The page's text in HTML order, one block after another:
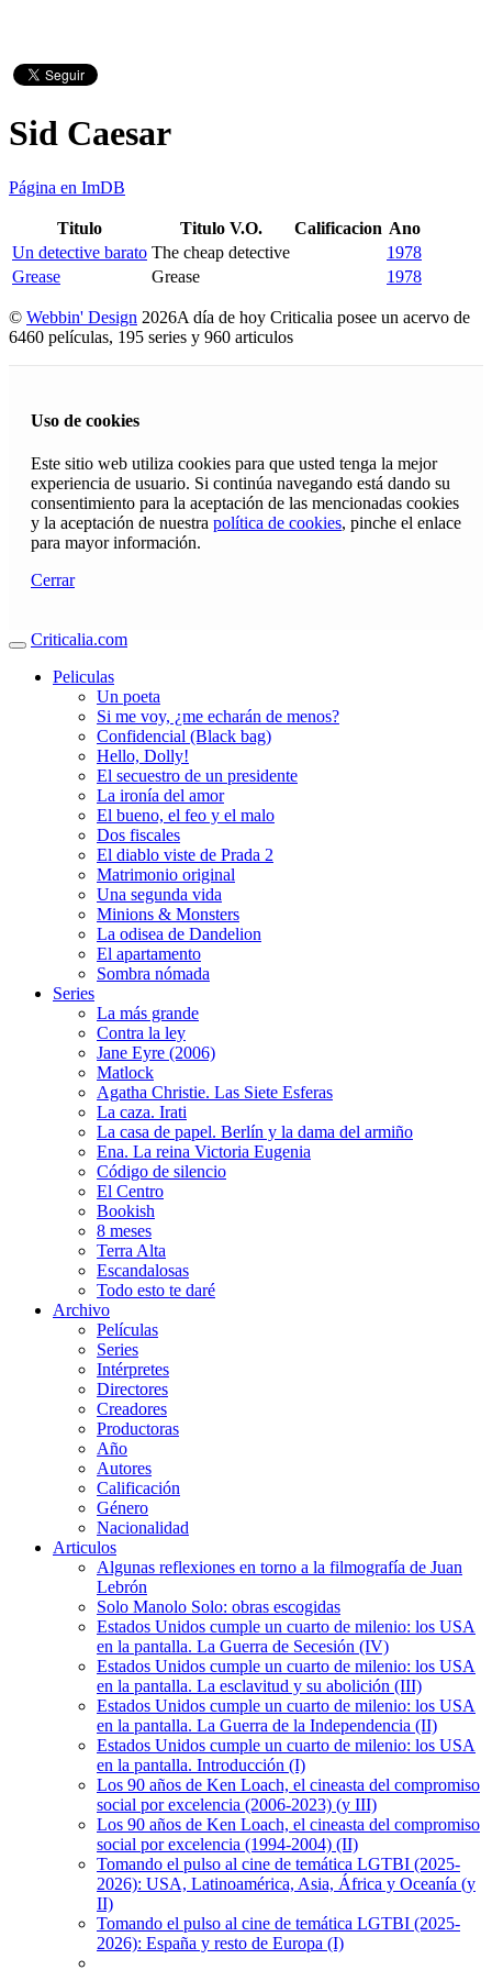
Sid Caesar
Página en ImDB
Titulo Titulo V.O. Calificacion Ano
Un detective barato The cheap detective
1978
Grease
Grease 1978
© Webbin' Design 2026A día de hoy Criticalia posee un acervo de
6460 películas, 195 series y 960 articulos
Uso de cookies
Este sitio web utiliza cookies para que usted tenga la mejor
experiencia de usuario. Si continúa navegando está dando su
consentimiento para la aceptación de las mencionadas cookies
y la aceptación de nuestra política de cookies, pinche el enlace
para mayor información.
Cerrar
Criticalia.com
Peliculas
Un poeta
Si me voy, ¿me echarán de menos?
Confidencial (Black bag)
Hello, Dolly!
El secuestro de un presidente
La ironía del amor
El bueno, el feo y el malo
Dos fiscales
El diablo viste de Prada 2
Matrimonio original
Una segunda vida
Minions & Monsters
La odisea de Dandelion
El apartamento
Sombra nómada
Series
La más grande
Contra la ley
Jane Eyre (2006)
Matlock
Agatha Christie. Las Siete Esferas
La caza. Irati
La casa de papel. Berlín y la dama del armiño
Ena. La reina Victoria Eugenia
Código de silencio
El Centro
Bookish
8 meses
Terra Alta
Escandalosas
Todo esto te daré
Archivo
Películas
Series
Intérpretes
Directores
Creadores
Productoras
Año
Autores
Calificación
Género
Nacionalidad
Articulos
Algunas reflexiones en torno a la filmografía de Juan
Lebrón
Solo Manolo Solo: obras escogidas
Estados Unidos cumple un cuarto de milenio: los USA
en la pantalla. La Guerra de Secesión (IV)
Estados Unidos cumple un cuarto de milenio: los USA
en la pantalla. La esclavitud y su abolición (III)
Estados Unidos cumple un cuarto de milenio: los USA
en la pantalla. La Guerra de la Independencia (II)
Estados Unidos cumple un cuarto de milenio: los USA
en la pantalla. Introducción (I)
Los 90 años de Ken Loach, el cineasta del compromiso
social por excelencia (2006-2023) (y III)
Los 90 años de Ken Loach, el cineasta del compromiso
social por excelencia (1994-2004) (II)
Tomando el pulso al cine de temática LGTBI (2025-
2026): USA, Latinoamérica, Asia, África y Oceanía (y
II)
Tomando el pulso al cine de temática LGTBI (2025-
2026): España y resto de Europa (I)